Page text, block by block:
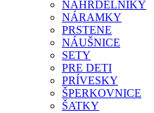
NÁHRDELNÍKY
NÁRAMKY
PRSTENE
NÁUŠNICE
SETY
PRE DETI
PRÍVESKY
ŠPERKOVNICE
ŠATKY